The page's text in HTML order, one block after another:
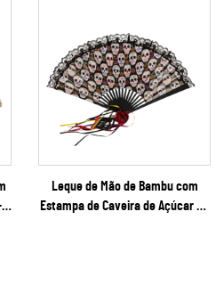
Marketing Municipal
Leque de Mão de Bambu com
Estampa de Caveira de Açúcar do